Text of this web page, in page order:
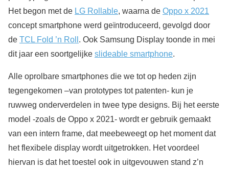
Het begon met de LG Rollable, waarna de Oppo x 2021
concept smartphone werd geïntroduceerd, gevolgd door
de TCL Fold ’n Roll . Ook Samsung Display toonde in mei
dit jaar een soortgelijke slideable smartphone.
Alle oprolbare smartphones die we tot op heden zijn
tegengekomen –van prototypes tot patenten- kun je
ruwweg onderverdelen in twee type designs. Bij het eerste
model -zoals de Oppo x 2021- wordt er gebruik gemaakt
van een intern frame, dat meebeweegt op het moment dat
het flexibele display wordt uitgetrokken. Het voordeel
hiervan is dat het toestel ook in uitgevouwen stand z’n